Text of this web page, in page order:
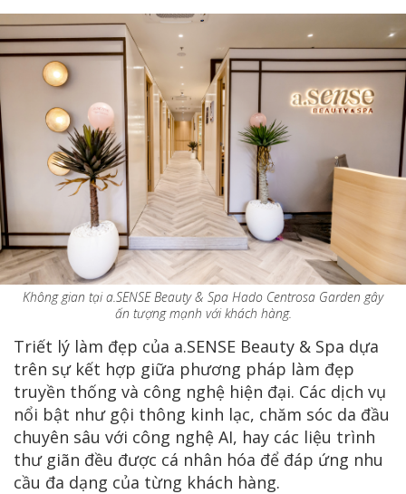
Không gian tại a.SENSE Beauty & Spa Hado Centrosa Garden gây
ấn tượng mạnh với khách hàng.
Triết lý làm đẹp của a.SENSE Beauty & Spa dựa
trên sự kết hợp giữa phương pháp làm đẹp
truyền thống và công nghệ hiện đại. Các dịch vụ
nổi bật như gội thông kinh lạc, chăm sóc da đầu
chuyên sâu với công nghệ AI, hay các liệu trình
thư giãn đều được cá nhân hóa để đáp ứng nhu
cầu đa dạng của từng khách hàng.